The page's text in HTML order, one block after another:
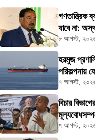
গণতান্ত্রিক
যাবে না:
৮ আগস্ট,
হরমুজ
পরিকল্পনায়
৭ আগস্ট,
বিচার
৭ আগস্ট,